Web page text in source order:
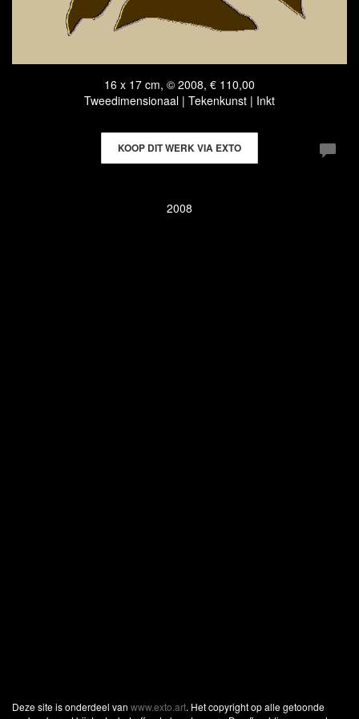
16 x 17 cm, © 2008, € 110,00
Tweedimensionaal | Tekenkunst | Inkt
KOOP DIT WERK VIA EXTO
2008
Deze site is onderdeel van www.exto.art. Het copyright op alle getoonde